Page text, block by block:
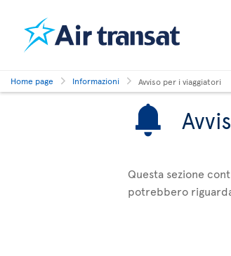
Home page Informazioni Avviso per i viaggiatori
Questa sezione
potrebbero